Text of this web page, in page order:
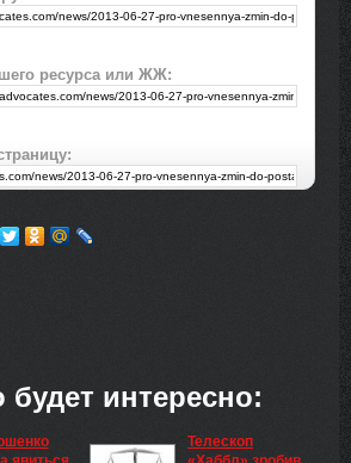
ресурса или ЖЖ:
будет интересно:
Телескоп